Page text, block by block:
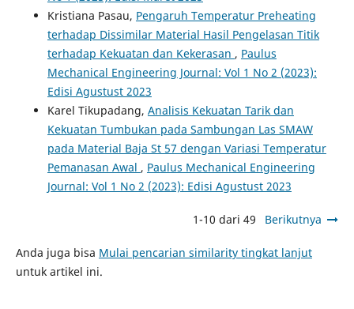
Kristiana Pasau, Pengaruh Temperatur Preheating
terhadap Dissimilar Material Hasil Pengelasan Titik
terhadap Kekuatan dan Kekerasan , Paulus
Mechanical Engineering Journal: Vol 1 No 2 (2023):
Edisi Agustust 2023
Karel Tikupadang, Analisis Kekuatan Tarik dan
Kekuatan Tumbukan pada Sambungan Las SMAW
pada Material Baja St 57 dengan Variasi Temperatur
Pemanasan Awal , Paulus Mechanical Engineering
Journal: Vol 1 No 2 (2023): Edisi Agustust 2023
1-10 dari 49 Berikutnya
Anda juga bisa Mulai pencarian similarity tingkat lanjut
untuk artikel ini.